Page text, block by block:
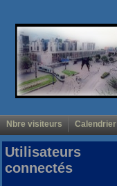
Nbre visiteurs Calendrier
Utilisateurs
connectés